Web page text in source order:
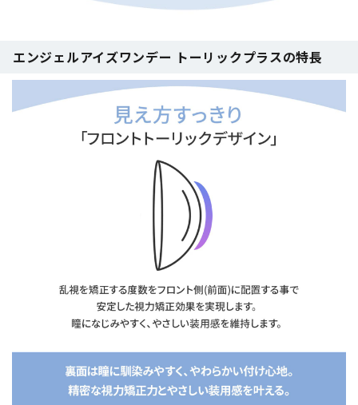
エンジェルアイズワンデー トーリックプラスの特長